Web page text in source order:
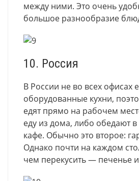
между ними. Это очень
большое разнообразие
10. Россия
В России не во всех офисах
оборудованные кухни,
едят прямо на рабочем
еду из дома, либо обедают
кафе. Обычно это второе:
Однако почти на каждом
чем перекусить — печенье